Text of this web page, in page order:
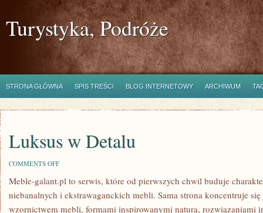
Turystyka, Podróże
STRONA GŁÓWNA SPIS TREŚCI BLOG INTERNETOWY ARCHIWUM
Luksus w Detalu
COMMENTS OFFON
W
Meble-galant.pl to serwis, które od pierwszych chwil buduje
niebanalnych i ekstrawaganckich mebli. Sama strona koncentruje
wzornictwem mebli, formami inspirowanymi naturą, rozwiązaniami